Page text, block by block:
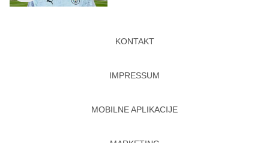
KONTAKT
IMPRESSUM
MOBILNE APLIKACIJE